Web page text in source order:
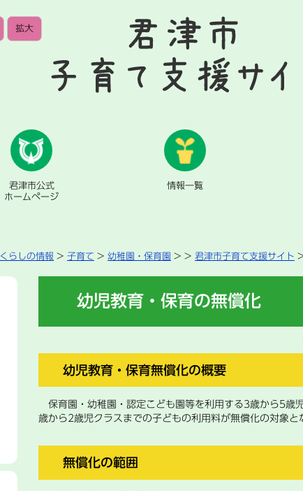
拡大
君津市公式
ホームページ
情報一覧
くらしの情報 > 子育て > 幼稚園・保育園 > > 君津市子育て支援サイト
幼児教育・保育の無償化
幼児教育・保育無償化の概要
保育園・幼稚園・認定こども園等を利用する3歳から5歳
歳から2歳児クラスまでの子どもの利用料が無償化の対象と
無償化の範囲